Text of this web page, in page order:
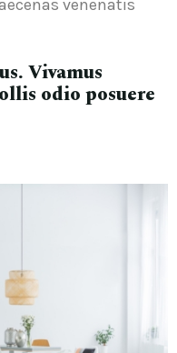
venenatis
Vivamus
odio posuere